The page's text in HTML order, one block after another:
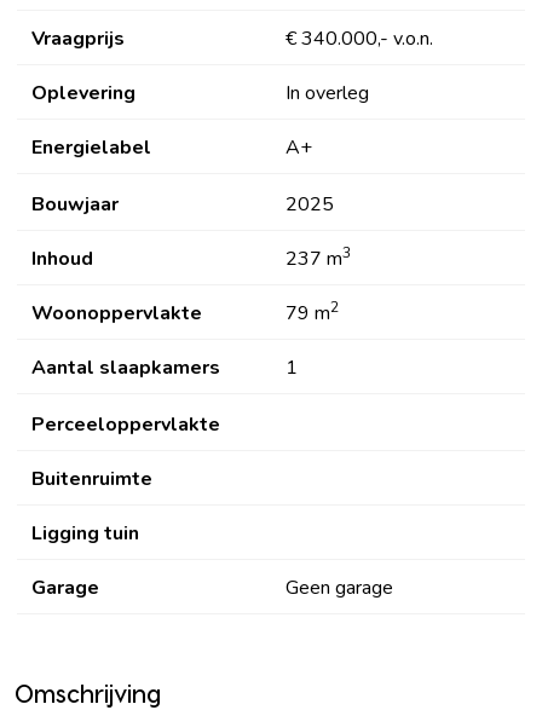
Vraagprijs € 340.000,- v.o.n.
Oplevering In overleg
Energielabel A+
Bouwjaar 2025
Inhoud 237 m3
Woonoppervlakte 79 m2
Aantal slaapkamers 1
Perceeloppervlakte
Buitenruimte
Ligging tuin
Garage Geen garage
Omschrijving